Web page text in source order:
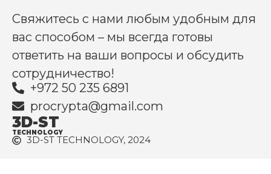
3D-ST
TECHNOLOGY
3D-ST TECHNOLOGY, 2024
Свяжитесь с нами любым удобным для
вас способом – мы всегда готовы
ответить на ваши вопросы и обсудить
сотрудничество!
+972 50 235 6891
procrypta@gmail.com